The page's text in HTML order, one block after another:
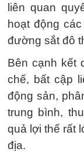
liên quan
hoạt động
đường sắt đô
Bên cạnh kết
chế, bất cập
động sản,
trung bình,
quả lợi thế rất
địa.